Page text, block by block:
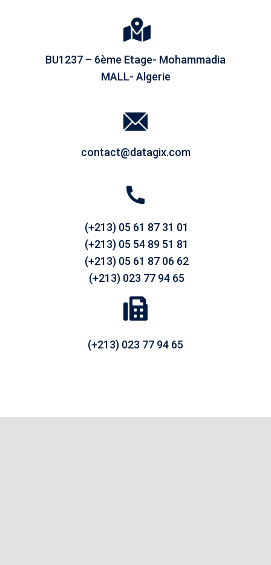
BU1237 – 6ème Etage- Mohammadia
MALL- Algerie
contact@datagix.com
(+213) 05 61 87 31 01
(+213) 05 54 89 51 81
(+213) 05 61 87 06 62
(+213) 023 77 94 65
(+213) 023 77 94 65